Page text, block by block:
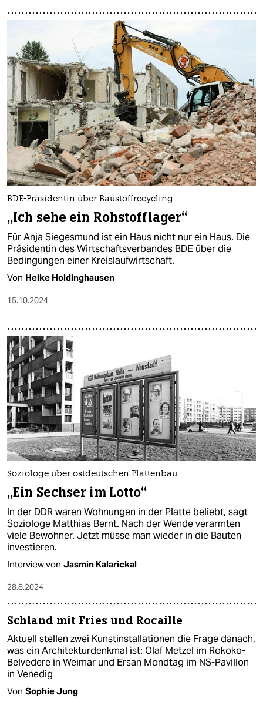
BDE-Präsidentin über Baustoffrecycling
„Ich sehe ein Rohstofflager“
Für Anja Siegesmund ist ein Haus nicht nur ein Haus. Die
Präsidentin des Wirtschaftsverbandes BDE über die
Bedingungen einer Kreislaufwirtschaft.
Von Heike Holdinghausen
15.10.2024
Soziologe über ostdeutschen Plattenbau
„Ein Sechser im Lotto“
In der DDR waren Wohnungen in der Platte beliebt, sagt
Soziologe Matthias Bernt. Nach der Wende verarmten
viele Bewohner. Jetzt müsse man wieder in die Bauten
investieren.
Interview von Jasmin Kalarickal
28.8.2024
Schland mit Fries und Rocaille
Aktuell stellen zwei Kunstinstallationen die Frage danach,
was ein Architekturdenkmal ist: Olaf Metzel im Rokoko-
Belvedere in Weimar und Ersan Mondtag im NS-Pavillon
in Venedig
Von Sophie Jung